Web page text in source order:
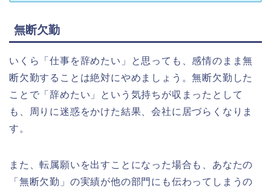
無断欠勤
いくら「仕事を辞めたい」と思っても、感情のまま無
断欠勤することは絶対にやめましょう。無断欠勤した
ことで「辞めたい」という気持ちが収まったとして
も、
周りに迷惑をかけた結果、会社に居づらくなりま
す。
また、転属願いを出すことになった場合も、あなたの
「無断欠勤」の実績が他の部門にも伝わってしまうの